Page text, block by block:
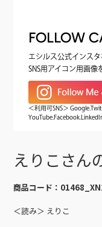
FOLLOW
エシルス公式インス
SNS用アイコン用画像
＜利用可SNS＞
えりこさん
商品コード：
＜読み＞ えりこ